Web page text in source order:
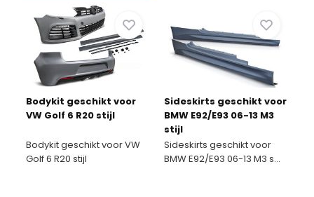
Bodykit geschikt voor
VW Golf 6 R20 stijl
Bodykit geschikt voor VW
Golf 6 R20 stijl
Sideskirts geschikt voor
BMW E92/E93 06-13 M3
stijl
Sideskirts geschikt voor
BMW E92/E93 06-13 M3 s...